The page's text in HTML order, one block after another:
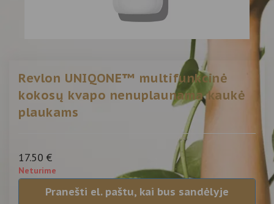
Revlon UNIQONE™ multifunkcinė
kokosų kvapo nenuplaunama kaukė
plaukams
17.50 €
Neturime
Pranešti el. paštu, kai bus sandėlyje